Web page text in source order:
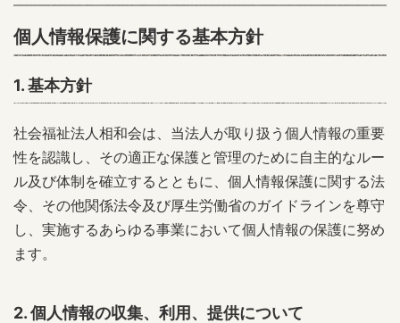
個人情報保護に関する基本方針
1. 基本方針
社会福祉法人相和会は、当法人が取り扱う個人情報の重要
性を認識し、その適正な保護と管理のために自主的なルー
ル及び体制を確立するとともに、個人情報保護に関する法
令、その他関係法令及び厚生労働省のガイドラインを尊守
し、実施するあらゆる事業において個人情報の保護に努め
ます。
2. 個人情報の収集、利用、提供について